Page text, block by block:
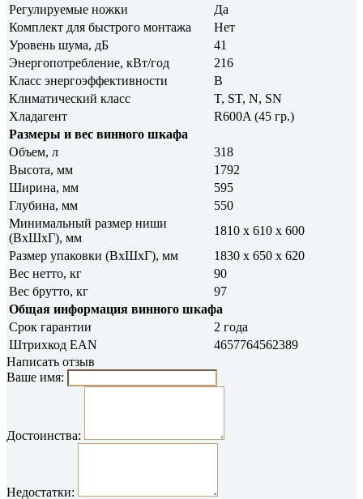
Регулируемые ножки
Да
Комплект для быстрого монтажа
Нет
Уровень шума, дБ
41
Энергопотребление, кВт/год
216
Класс энергоэффективности
B
Климатический класс
T, ST, N, SN
Хладагент
R600A (45 гр.)
Размеры и вес винного шкафа
Объем, л
318
Высота, мм
1792
Ширина, мм
595
Глубина, мм
550
Минимальный размер ниши
(ВхШхГ), мм
1810 x 610 x 600
Размер упаковки (ВxШxГ), мм
1830 x 650 x 620
Вес нетто, кг
90
Вес брутто, кг
97
Общая информация винного шкафа
Срок гарантии
2 года
Штрихкод EAN
4657764562389
Написать отзыв
Ваше имя:
Достоинства:
Недостатки: